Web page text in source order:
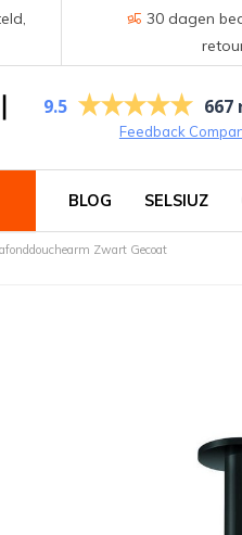
30 dagen
9.5 667
Feedback
BLOG SELSIUZ
Zwart Gecoat